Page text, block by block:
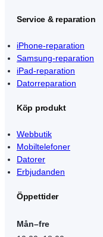
Service & reparation
iPhone-reparation
Samsung-reparation
iPad-reparation
Datorreparation
Köp produkt
Webbutik
Mobiltelefoner
Datorer
Erbjudanden
Öppettider
Mån–fre